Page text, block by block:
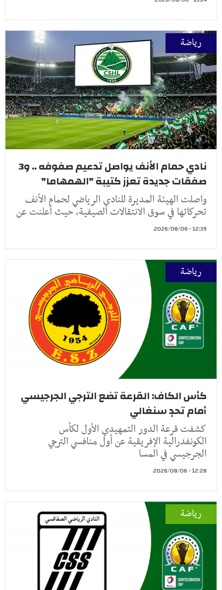
رياضة
نادي حمام الأنف يواصل تدعيم صفوفه .. و3
صفقات جديدة تعزز كتيبة "الهمهاما"
واصلت الهيئة المديرة للنادي الرياضي لحمام الأنف
تحركاتها في سوق الانتقالات الصيفية، حيث أعلنت عن
12:39 - 2026/08/06
رياضة
كأس الكاف: القرعة تضع الترجي الجرجيسي
أمام تحدٍ سنغالي
كشفت قرعة الدور التمهيدي الأول لكأس
الكونفدرالية الإفريقية عن أول منافسي الترجي
الجرجيسي في المسا
12:28 - 2026/08/06
رياضة